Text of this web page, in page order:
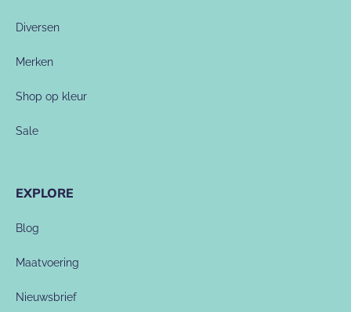
Diversen
Merken
Shop op kleur
Sale
EXPLORE
Blog
Maatvoering
Nieuwsbrief